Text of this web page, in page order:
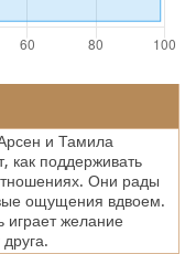
и Тамила
как поддерживать
Они рады
ощущения вдвоем.
желание